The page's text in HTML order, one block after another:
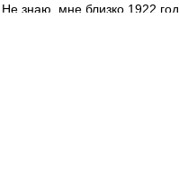
Не знаю, мне близко 1922 год.